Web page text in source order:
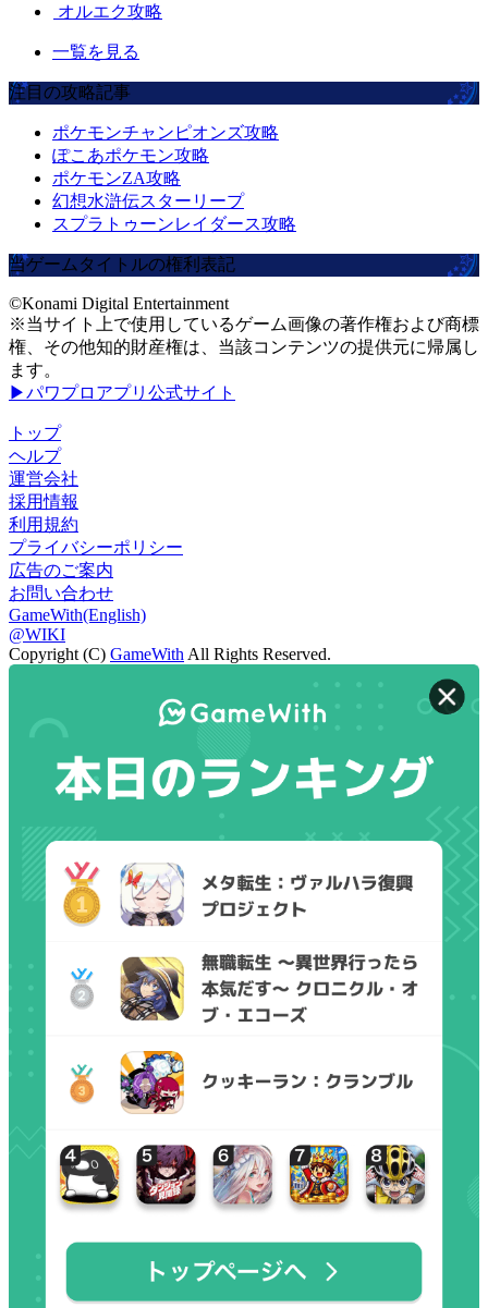
オルエク攻略
一覧を見る
注目の攻略記事
ポケモンチャンピオンズ攻略
ぽこあポケモン攻略
ポケモンZA攻略
幻想水滸伝スターリープ
スプラトゥーンレイダース攻略
当ゲームタイトルの権利表記
©Konami Digital Entertainment
※当サイト上で使用しているゲーム画像の著作権および商標
権、その他知的財産権は、当該コンテンツの提供元に帰属し
ます。
▶パワプロアプリ公式サイト
トップ
ヘルプ
運営会社
採用情報
利用規約
プライバシーポリシー
広告のご案内
お問い合わせ
GameWith(English)
@WIKI
Copyright (C) GameWith All Rights Reserved.